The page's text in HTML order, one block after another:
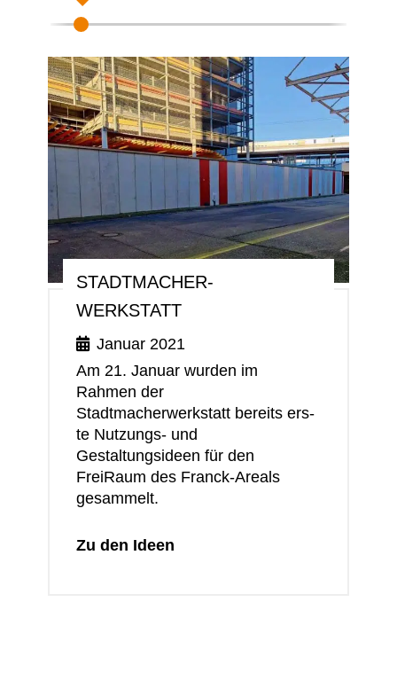
STADTMACHER-
WERKSTATT
Januar 2021
Am 21. Januar wur­den im
Rahmen der
Stadtmacherwerkstatt bereits ers­
te Nutzungs- und
Gestaltungsideen für den
FreiRaum des Franck-Areals
gesammelt.
Zu den Ideen